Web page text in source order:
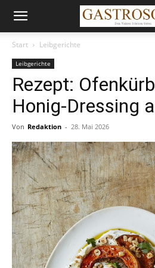
Start Leibgerichte
Leibgerichte
Rezept:
Honig-Dressing
Von Redaktion - 28. Mai 2026